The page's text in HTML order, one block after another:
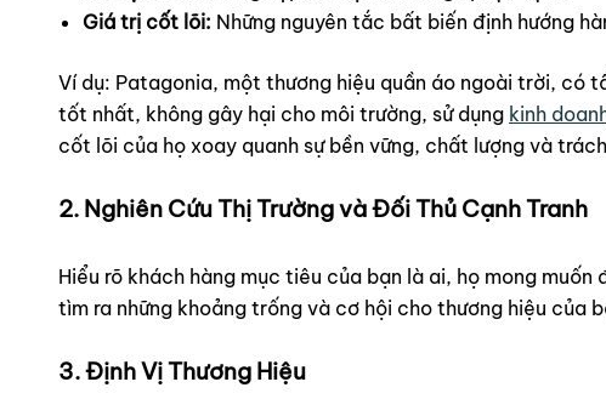
Giá trị cốt lõi: Những nguyên tắc bất biến định hướng
Ví dụ: Patagonia, một thương hiệu quần áo ngoài trời, có
tốt nhất, không gây hại cho môi trường, sử dụng kinh
cốt lõi của họ xoay quanh sự bền vững, chất lượng và
2. Nghiên Cứu Thị Trường và Đối Thủ Cạnh Tranh
Hiểu rõ khách hàng mục tiêu của bạn là ai, họ mong
tìm ra những khoảng trống và cơ hội cho thương hiệu của
3. Định Vị Thương Hiệu